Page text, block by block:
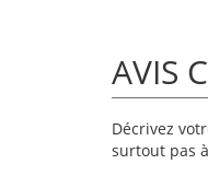
AVIS
Décrivez
surtout pas